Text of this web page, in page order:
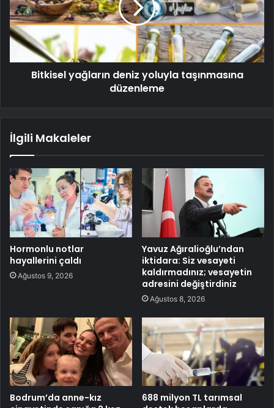
Bitkisel yağların deniz yoluyla taşınmasına
düzenleme
İlgili Makaleler
Hormonlu notlar
hayallerini çaldı
Ağustos 9, 2026
Yavuz Ağıralioğlu’ndan
iktidara: Siz vesayeti
kaldırmadınız; vesayetin
adresini değiştirdiniz
Ağustos 8, 2026
Bodrum’da anne-kız
688 milyon TL tarımsal